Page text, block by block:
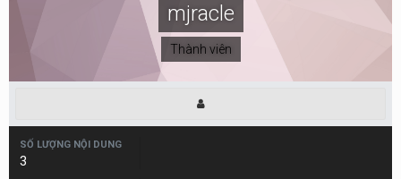
mjracle
Thành viên
SỐ LƯỢNG NỘI DUNG
3